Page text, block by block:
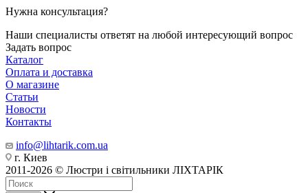
Нужна консультация?
Наши специалисты ответят на любой интересующий вопрос
Задать вопрос
Каталог
Оплата и доставка
О магазине
Статьи
Новости
Контакты
info@lihtarik.com.ua
г. Киев
2011-2026 © Люстри і світильники ЛІХТАРІК